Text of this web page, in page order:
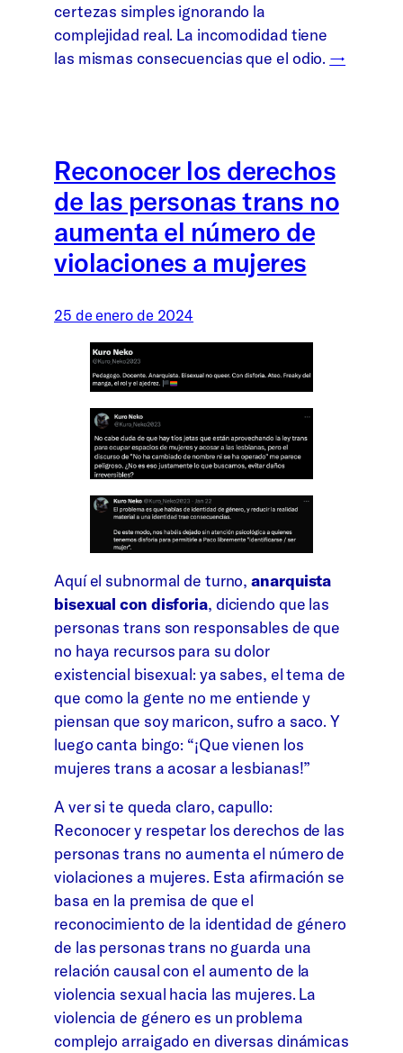
certezas simples ignorando la
complejidad real. La incomodidad tiene
las mismas consecuencias que el odio. →
Reconocer los derechos
de las personas trans no
aumenta el número de
violaciones a mujeres
25 de enero de 2024
Aquí el subnormal de turno,anarquista
bisexual con disforia, diciendo que las
personas trans son responsables de que
no haya recursos para su dolor
existencial bisexual: ya sabes, el tema de
que como la gente no me entiende y
piensan que soy maricon, sufro a saco. Y
luego canta bingo: “¡Que vienen los
mujeres trans a acosar a lesbianas!”
A ver si te queda claro, capullo:
Reconocer y respetar los derechos de las
personas trans no aumenta el número de
violaciones a mujeres. Esta afirmación se
basa en la premisa de que el
reconocimiento de la identidad de género
de las personas trans no guarda una
relación causal con el aumento de la
violencia sexual hacia las mujeres. La
violencia de género es un problema
complejo arraigado en diversas dinámicas